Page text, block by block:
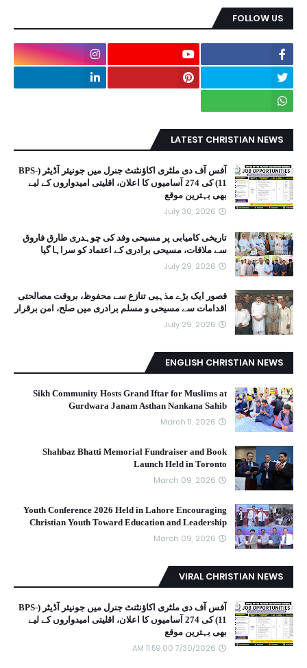
FOLLOW US
LATEST CHRISTIAN NEWS
آفس آف دی ملٹری اکاؤنٹنٹ جنرل میں جونیئر آڈیٹر (BPS-
11) کی 274 آسامیوں کا اعلان، اقلیتی امیدواروں کے لیے
بھی بہترین موقع
July 30, 2026
تاریخی کامیابی پر مسیحی وفد کی چوہدری طارق فاروق
سے ملاقات، مسیحی برادری کے اعتماد کو سراہا گیا
July 29, 2026
قصور ایک بڑے مذہبی تنازع سے محفوظ، بروقت مصالحتی
اقدامات سے مسیحی و مسلم برادری میں صلح، امن برقرار
July 29, 2026
ENGLISH CHRISTIAN NEWS
Sikh Community Hosts Grand Iftar for Muslims at
Gurdwara Janam Asthan Nankana Sahib
March 11, 2026
Shahbaz Bhatti Memorial Fundraiser and Book
Launch Held in Toronto
March 09, 2026
Youth Conference 2026 Held in Lahore Encouraging
Christian Youth Toward Education and Leadership
March 09, 2026
VIRAL CHRISTIAN NEWS
آفس آف دی ملٹری اکاؤنٹنٹ جنرل میں جونیئر آڈیٹر (BPS-
11) کی 274 آسامیوں کا اعلان، اقلیتی امیدواروں کے لیے
بھی بہترین موقع
7/30/2026 11:59:00 AM